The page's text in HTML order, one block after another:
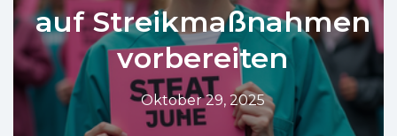
auf Streikmaßnahmen
vorbereiten
Oktober 29, 2025